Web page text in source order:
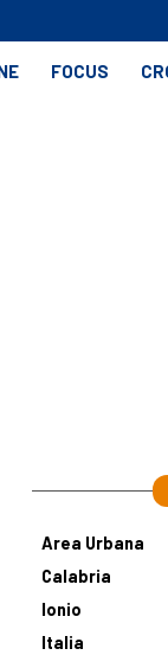
FOCUS
Area Urbana
Calabria
Ionio
Italia